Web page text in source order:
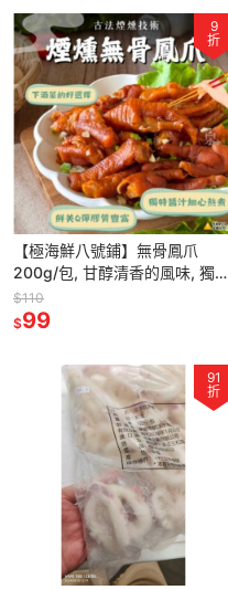
9
折
【極海鮮八號鋪】無骨鳳爪
200g/包, 甘醇清香的風味, 獨特
滷汁費時細心熬滷
$110
$99
91
折